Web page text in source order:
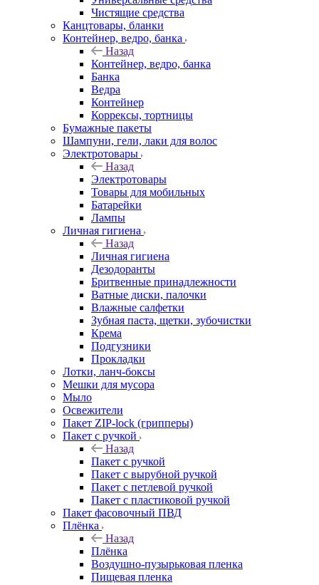
Чистящие средства
Канцтовары, бланки
Контейнер, ведро, банка
Назад
Контейнер, ведро, банка
Банка
Ведра
Контейнер
Коррексы, тортницы
Бумажные пакеты
Шампуни, гели, лаки для волос
Электротовары
Назад
Электротовары
Товары для мобильных
Батарейки
Лампы
Личная гигиена
Назад
Личная гигиена
Дезодоранты
Бритвенные принадлежности
Ватные диски, палочки
Влажные салфетки
Зубная паста, щетки, зубочистки
Крема
Подгузники
Прокладки
Лотки, ланч-боксы
Мешки для мусора
Мыло
Освежители
Пакет ZIP-lock (грипперы)
Пакет с ручкой
Назад
Пакет с ручкой
Пакет с вырубной ручкой
Пакет с петлевой ручкой
Пакет с пластиковой ручкой
Пакет фасовочный ПВД
Плёнка
Назад
Плёнка
Воздушно-пузырьковая пленка
Пищевая пленка